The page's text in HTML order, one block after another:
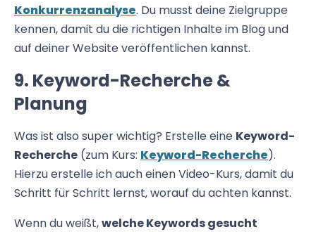
Konkurrenzanalyse. Du musst deine Zielgruppe
kennen, damit du die richtigen Inhalte im Blog und
auf deiner Website veröffentlichen kannst.
9. Keyword-Recherche &
Planung
Was ist also super wichtig? Erstelle eine Keyword-
Recherche (zum Kurs: Keyword-Recherche).
Hierzu erstelle ich auch einen Video-Kurs, damit du
Schritt für Schritt lernst, worauf du achten kannst.
Wenn du weißt,welche Keywords gesucht